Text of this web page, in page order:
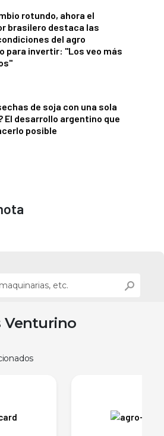
rotundo, ahora el
brasilero destaca las
del agro
para invertir: "Los veo más
de soja con una sola
El desarrollo argentino que
posible
Venturino